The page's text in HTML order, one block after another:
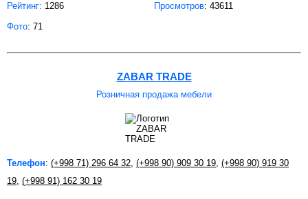
Рейтинг: 1286 Просмотров: 43611
Фото: 71
ZABAR TRADE
Розничная продажа мебели
Телефон: (+998 71) 296 64 32, (+998 90) 909 30 19, (+998 90) 919 30
19, (+998 91) 162 30 19